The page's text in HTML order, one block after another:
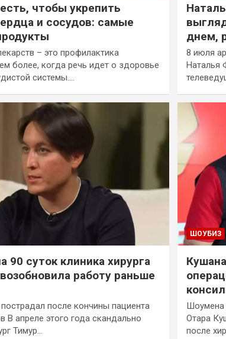
чтобы укрепить
и сосудов: самые
– это профилактика
более, когда речь идет о здоровье
системы.…
днем,
8 июля
Наталья
90 суток клиника хирурга
работу раньше
после кончины пациента
В апреле этого года скандально
Тимур…
ШОУБИЗ
Шоумена
Отара
после